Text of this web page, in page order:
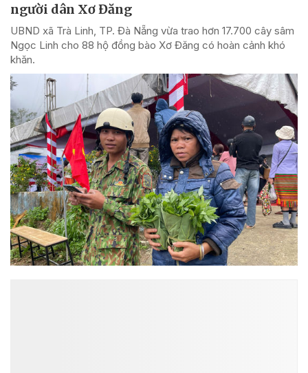
người dân Xơ Đăng
UBND xã Trà Linh, TP. Đà Nẵng vừa trao hơn 17.700 cây sâm
Ngọc Linh cho 88 hộ đồng bào Xơ Đăng có hoàn cảnh khó
khăn.